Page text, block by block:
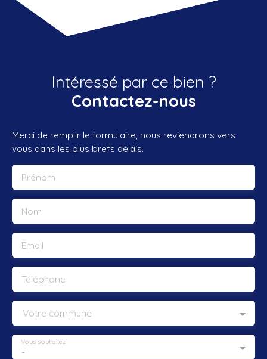
Intéressé par ce bien ?
Contactez-nous
Merci de remplir le formulaire, nous reviendrons vers
vous dans les plus brefs délais.
Prénom
Nom
Email
Téléphone
Votre commune
-
Vous souhaitez